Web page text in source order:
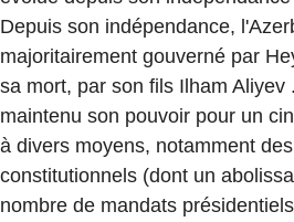
Depuis son indépendance,
majoritairement gouverné par
sa mort, par son fils Ilham Aliyev
maintenu son pouvoir pour un
à divers moyens, notamment
constitutionnels (dont un
nombre de mandats